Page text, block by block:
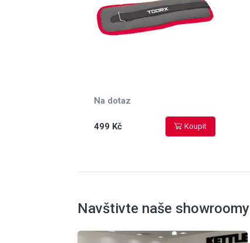
Na dotaz
499 Kč Koupit
Navštivte naše showroomy